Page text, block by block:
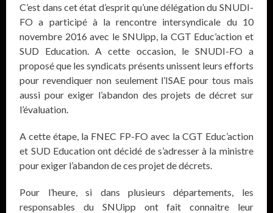
C’est dans cet état d’esprit qu’une délégation du SNUDI-
FO a participé à la rencontre intersyndicale du 10
novembre 2016 avec le SNUipp, la CGT Educ’action et
SUD Education. A cette occasion, le SNUDI-FO a
proposé que les syndicats présents unissent leurs efforts
pour revendiquer non seulement l’ISAE pour tous mais
aussi pour exiger l’abandon des projets de décret sur
l’évaluation.
A cette étape, la FNEC FP-FO avec la CGT Educ’action
et SUD Education ont décidé de s’adresser à la ministre
pour exiger l’abandon de ces projet de décrets.
Pour l’heure, si dans plusieurs départements, les
responsables du SNUipp ont fait connaitre leur